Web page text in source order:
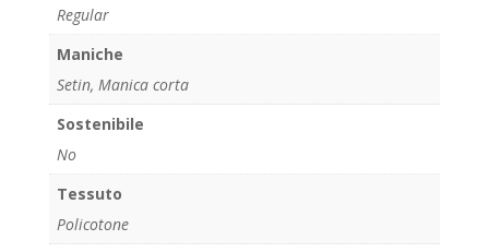
Regular
Maniche
Setin, Manica corta
Sostenibile
No
Tessuto
Policotone